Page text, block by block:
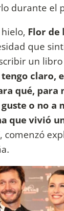
durante el
Flor de
que
un
claro,
qué, para
o no a
que vivió
comenzó